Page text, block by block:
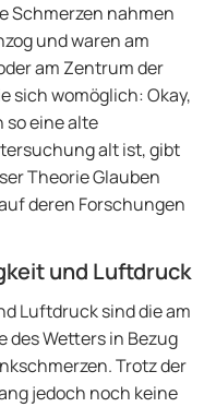
Schmerzen nahmen
und waren am
am Zentrum der
sich womöglich: Okay,
so eine alte
alt ist, gibt
Theorie Glauben
deren Forschungen
und Luftdruck
Luftdruck sind die am
Wetters in Bezug
Trotz der
jedoch noch keine